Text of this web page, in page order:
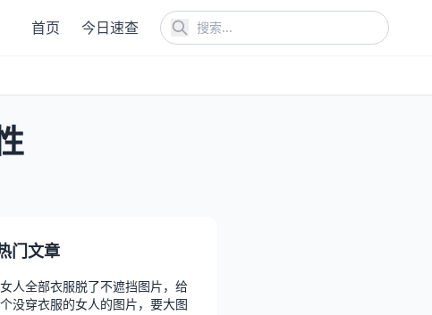
首页 今日速查
门文章
女人全部衣服脱了不遮挡图片，给
个没穿衣服的女人的图片，要大图